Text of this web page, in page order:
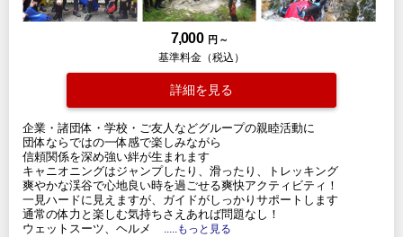
7,000 円 ～
基準料金（税込）
詳細を見る
企業・諸団体・学校・ご友人などグループの親睦活動に
団体ならではの一体感で楽しみながら
信頼関係を深め強い絆が生まれます
キャニオニングはジャンプしたり、滑ったり、トレッキング
爽やかな渓谷で心地良い時を過ごせる爽快アクティビティ！
一見ハードに見えますが、ガイドがしっかりサポートします
通常の体力と楽しむ気持ちさえあれば問題なし！
ウェットスーツ、ヘルメ
.....もっと見る